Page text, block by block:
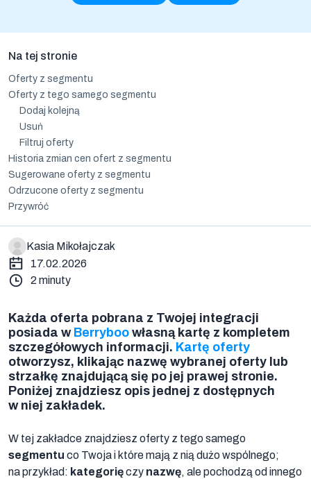
Kasia Mikołajczak
17.02.2026
2 minuty
Każda oferta pobrana z Twojej integracji
posiada w Berryboo własną kartę z kompletem
szczegółowych informacji. Kartę oferty
otworzysz, klikając nazwę wybranej oferty lub
strzałkę znajdującą się po jej prawej stronie.
Poniżej znajdziesz opis jednej z dostępnych
w niej zakładek.
Oferty
z
segmentu
W tej zakładce znajdziesz oferty z tego samego
segmentu co Twoja i które mają z nią dużo wspólnego;
na przykład: kategorięczy nazwę, ale pochodzą od innego
Na tej stronie
Oferty z segmentu
Oferty z tego samego segmentu
Dodaj kolejną
Usuń
Filtruj oferty
Historia zmian cen ofert z segmentu
Sugerowane oferty z segmentu
Odrzucone oferty z segmentu
Przywróć